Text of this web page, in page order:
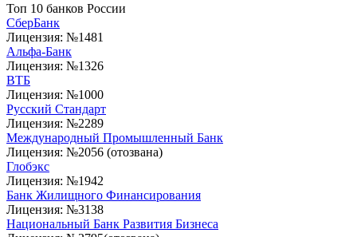
Топ 10 банков России
СберБанк
Лицензия: №1481
Альфа-Банк
Лицензия: №1326
ВТБ
Лицензия: №1000
Русский Стандарт
Лицензия: №2289
Международный Промышленный Банк
Лицензия: №2056 (отозвана)
Глобэкс
Лицензия: №1942
Банк Жилищного Финансирования
Лицензия: №3138
Национальный Банк Развития Бизнеса